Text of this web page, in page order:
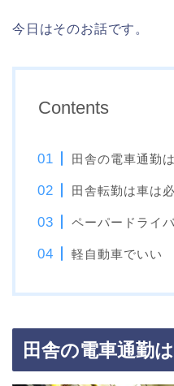
今日はそのお話です。
Contents
田舎の電車通勤
田舎転勤は車は
ペーパードライ
軽自動車でいい
田舎の電車通勤